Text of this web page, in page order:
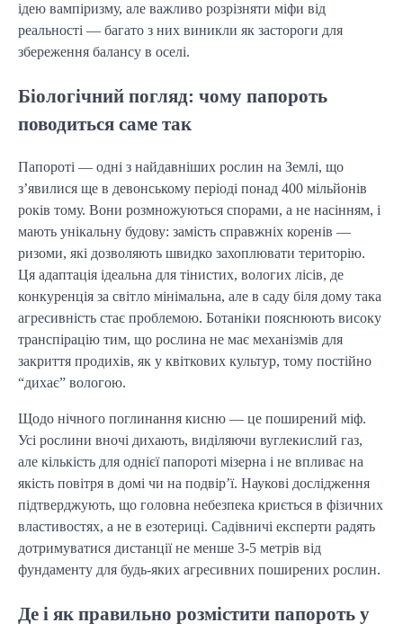
ідею вампіризму, але важливо розрізняти міфи від
реальності — багато з них виникли як застороги для
збереження балансу в оселі.
Біологічний погляд: чому папороть
поводиться саме так
Папороті — одні з найдавніших рослин на Землі, що
з’явилися ще в девонському періоді понад 400 мільйонів
років тому. Вони розмножуються спорами, а не насінням, і
мають унікальну будову: замість справжніх коренів —
ризоми, які дозволяють швидко захоплювати територію.
Ця адаптація ідеальна для тінистих, вологих лісів, де
конкуренція за світло мінімальна, але в саду біля дому така
агресивність стає проблемою. Ботаніки пояснюють високу
транспірацію тим, що рослина не має механізмів для
закриття продихів, як у квіткових культур, тому постійно
“дихає” вологою.
Щодо нічного поглинання кисню — це поширений міф.
Усі рослини вночі дихають, виділяючи вуглекислий газ,
але кількість для однієї папороті мізерна і не впливає на
якість повітря в домі чи на подвір’ї. Наукові дослідження
підтверджують, що головна небезпека криється в фізичних
властивостях, а не в езотериці. Садівничі експерти радять
дотримуватися дистанції не менше 3-5 метрів від
фундаменту для будь-яких агресивних поширених рослин.
Де і як правильно розмістити папороть у